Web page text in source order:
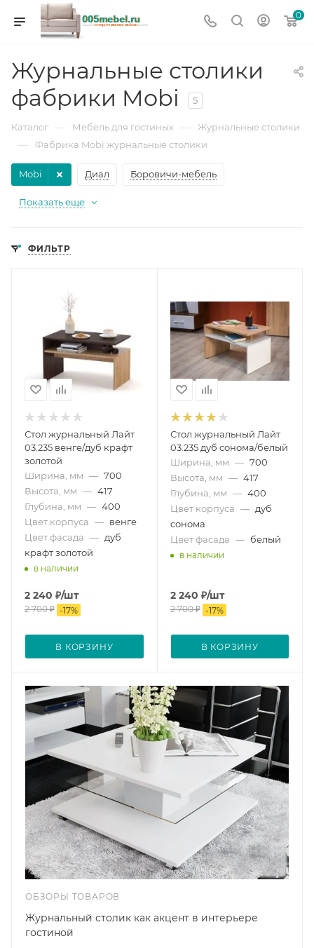
0
Журнальные столики
фабрики Mobi
5
Каталог — Мебель для гостиных — Журнальные столики
— Фабрика Mobi журнальные столики
Диал Боровичи-мебель
Mobi
Показать еще
ФИЛЬТР
Стол журнальный Лайт
03.235 венге/дуб крафт
золотой
Ширина, мм — 700
Высота, мм — 417
Глубина, мм — 400
Цвет корпуса — венге
Цвет фасада — дуб
крафт золотой
в наличии
2 240 ₽/шт
2 700₽ -17%
В КОРЗИНУ
Стол журнальный Лайт
03.235 дуб сонома/белый
Ширина, мм — 700
Высота, мм — 417
Глубина, мм — 400
Цвет корпуса — дуб
сонома
Цвет фасада — белый
в наличии
2 240 ₽/шт
2 700₽ -17%
В КОРЗИНУ
ОБЗОРЫ ТОВАРОВ
Журнальный столик как акцент в интерьере
гостиной